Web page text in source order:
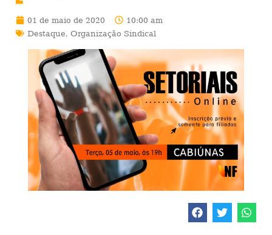
01 de maio de 2020
10:00 am
Destaque, Organização Sindical